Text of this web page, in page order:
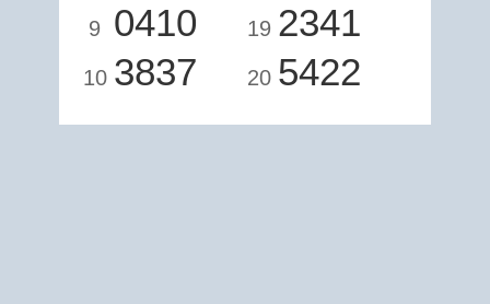
9 0410
10 3837
19 2341
20 5422